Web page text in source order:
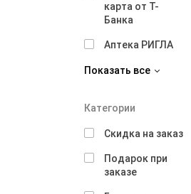
карта от Т-
Банка
Аптека РИГЛА
Показать все
Категории
Скидка на заказ
Подарок при
заказе